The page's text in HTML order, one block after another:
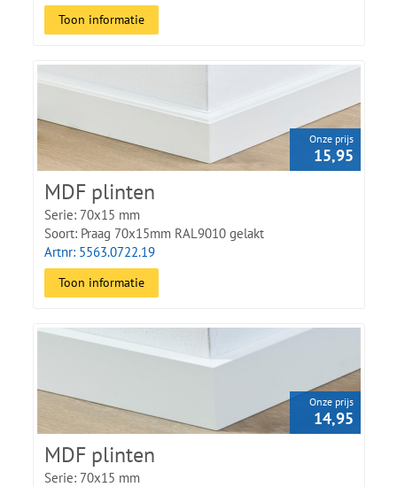
Toon informatie
Onze prijs
15,95
MDF plinten
Serie: 70x15 mm
Soort: Praag 70x15mm RAL9010 gelakt
Artnr: 5563.0722.19
Toon informatie
Onze prijs
14,95
MDF plinten
Serie: 70x15 mm